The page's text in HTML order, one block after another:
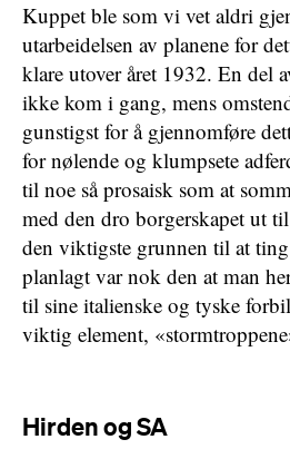
Kuppet ble som vi vet aldri
utarbeidelsen av planene for
klare utover året 1932. En del
ikke kom i gang, mens
gunstigst for å gjennomføre
for nølende og klumpsete
til noe så prosaisk som at
med den dro borgerskapet ut
den viktigste grunnen til at
planlagt var nok den at man
til sine italienske og tyske
viktig element,
Hirden og SA